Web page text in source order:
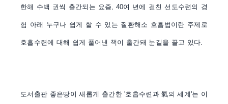
한해 수백 권씩 출간되는 요즘, 40여 년에 걸친 선도수련의 경
험 아래 누구나 쉽게 할 수 있는 질환해소 호흡법이란 주제로
호흡수련에 대해 쉽게 풀어낸 책이 출간돼 눈길을 끌고 있다.
도서출판 좋은땅이 새롭게 출간한'호흡수련과氣의 세계'는 이